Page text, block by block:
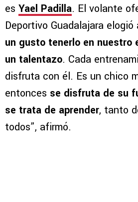
es Yael Padilla. El volante
Deportivo Guadalajara elogió
un gusto tenerlo en nuestro
un talentazo. Cada
disfruta con él. Es un chico
entonces se disfruta de su
se trata de aprender, tanto
todos”, afirmó.